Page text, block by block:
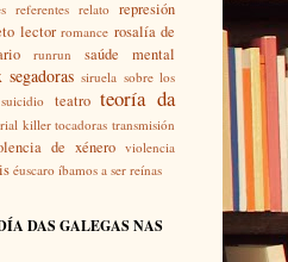
referentes relato represión
lector romance rosalía de
runrun saúde mental
segadoras siruela sobre los
suicidio teatro teoría da
killer tocadoras transmisión
de xénero violencia
éuscaro íbamos a ser reínas
DAS GALEGAS NAS